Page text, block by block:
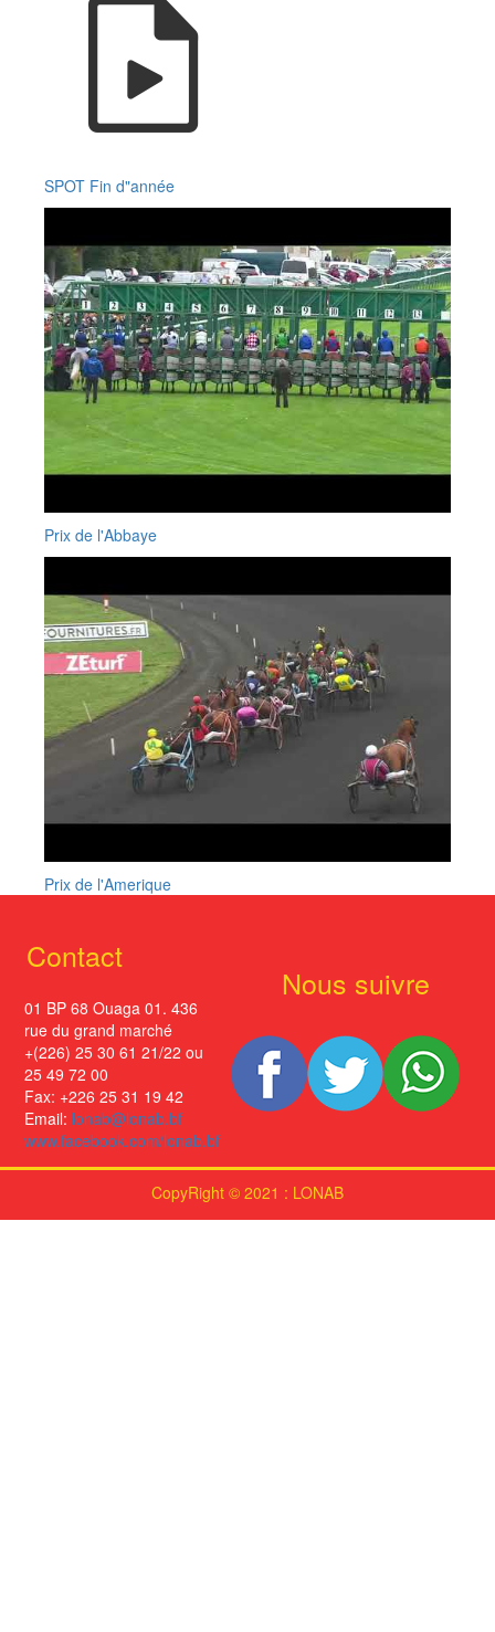
SPOT Fin d"année
Prix de l'Abbaye
Prix de l'Amerique
Contact
01 BP 68 Ouaga 01. 436
rue du grand marché
+(226) 25 30 61 21/22 ou
25 49 72 00
Fax: +226 25 31 19 42
Email: lonab@lonab.bf
www.facebook.com/lonab.bf
Nous suivre
CopyRight © 2021 : LONAB